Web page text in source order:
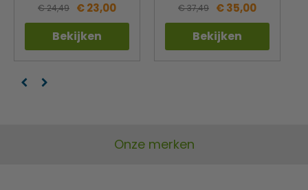
€ 24,49 € 23,00
Bekijken
€ 37,49 € 35,00
Bekijken
Onze merken